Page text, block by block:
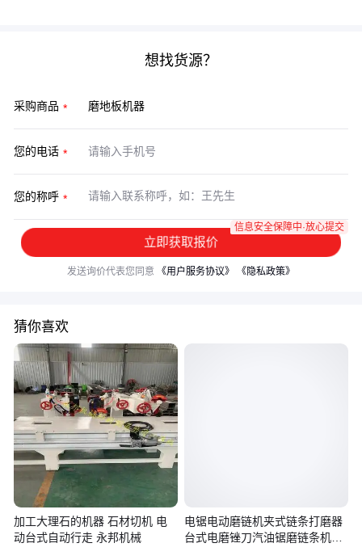
想找货源？
采购商品
您的电话
您的称呼
立即获取报价
信息安全保障中·放心提交
发送询价代表您同意 《用户服务协议》 《隐私政策》
猜你喜欢
加工大理石的机器 石材切机 电
动台式自动行走 永邦机械
电锯电动磨链机夹式链条打磨器
台式电磨锉刀汽油锯磨链条机器